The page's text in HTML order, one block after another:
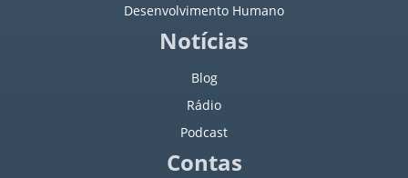
Desenvolvimento Humano
Notícias
Blog
Rádio
Podcast
Contas